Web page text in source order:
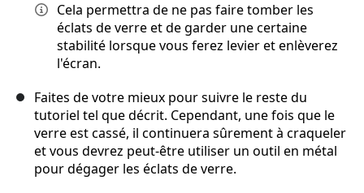
Cela permettra de ne pas faire tomber les
éclats de verre et de garder une certaine
stabilité lorsque vous ferez levier et enlèverez
l'écran.
Faites de votre mieux pour suivre le reste du
tutoriel tel que décrit. Cependant, une fois que le
verre est cassé, il continuera sûrement à craqueler
et vous devrez peut-être utiliser un outil en métal
pour dégager les éclats de verre.